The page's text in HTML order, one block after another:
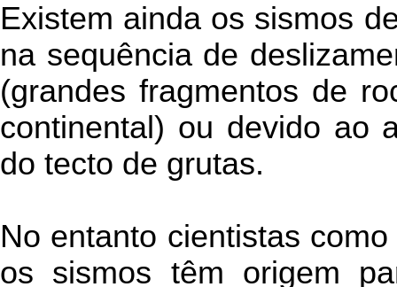
Existem ainda os sismos
na sequência de
(grandes fragmentos de
continental) ou devido ao
do tecto de grutas.
No entanto cientistas
os sismos têm origem